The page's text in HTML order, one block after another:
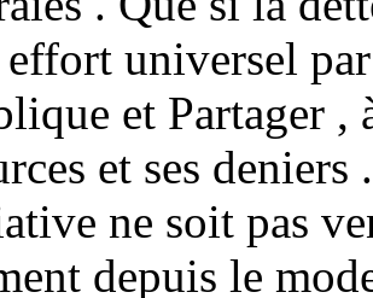
effort universel
et Partager ,
et ses
ne soit pas
depuis le